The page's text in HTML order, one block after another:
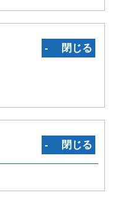
‐ 閉じる
‐ 閉じる